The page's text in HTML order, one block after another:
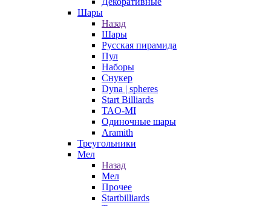
Шары
Назад
Шары
Русская пирамида
Пул
Наборы
Снукер
Dyna | spheres
Start Billiards
TAO-MI
Одиночные шары
Aramith
Треугольники
Мел
Назад
Мел
Прочее
Startbilliards